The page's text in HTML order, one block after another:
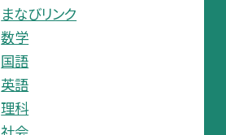
まなびリンク
数学
国語
英語
理科